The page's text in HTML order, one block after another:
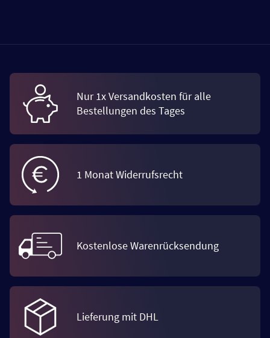
Nur 1x Versandkosten für alle
Bestellungen des Tages
1 Monat Widerrufsrecht
Kostenlose Warenrücksendung
Lieferung mit DHL